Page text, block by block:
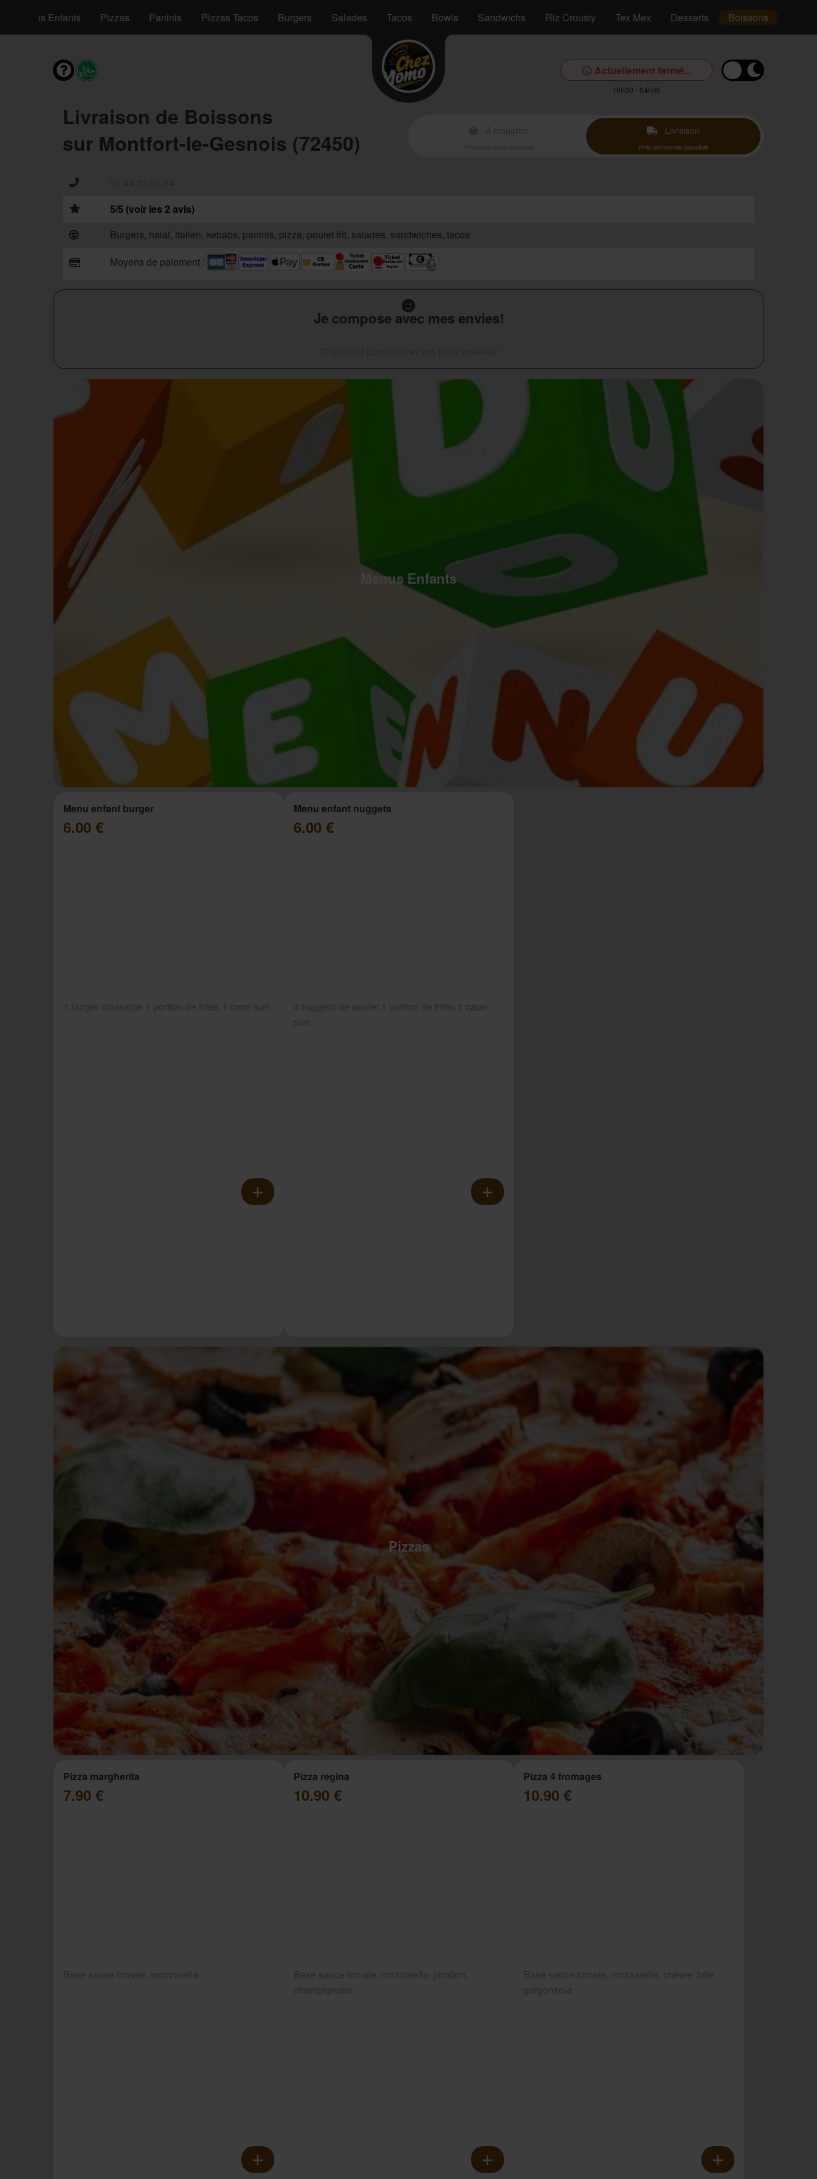
Menus Enfants Pizzas Paninis Pizzas Tacos Burgers Salades Tacos Bowls Sandwichs Riz Crousty Tex Mex Desserts Boissons
Actuellement fermé...
18h00 - 04h00
Livraison de Boissons
sur Montfort-le-Gesnois (72450)
Livraison
Précommande possible
5/5 (voir les 2 avis)
Burgers, halal, italien, kebabs, paninis, pizza, poulet frit, salades, sandwiches, tacos
Moyens de paiement :
Je compose avec mes envies!
Menus Enfants
Menu enfant burger
6.00 €
Menu enfant nuggets
6.00 €
Pizzas
Pizza margherita
7.90 €
Pizza regina
10.90 €
Pizza 4 fromages
10.90 €